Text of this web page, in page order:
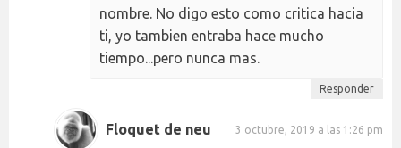
nombre. No digo esto como critica hacia
ti, yo tambien entraba hace mucho
tiempo...pero nunca mas.
Responder
Floquet de neu 3 octubre, 2019 a las 1:26 pm